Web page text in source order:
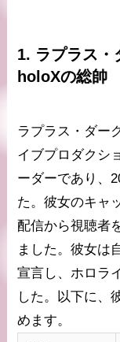
1. ラプラス・
holoXの総帥
ラプラス・ダー
イブプロダクシ
ーダーであり、
た。彼女のキャ
配信から視聴者
ました。彼女は
宣言し、ホロラ
した。以下に、
めます。